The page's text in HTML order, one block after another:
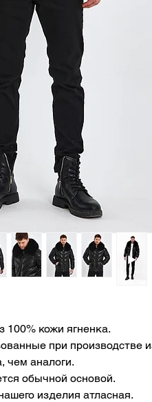
100% кожи ягненка.
при производстве
чем аналоги.
обычной основой.
изделия атласная.